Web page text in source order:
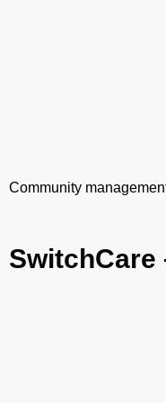
Community
SwitchCare